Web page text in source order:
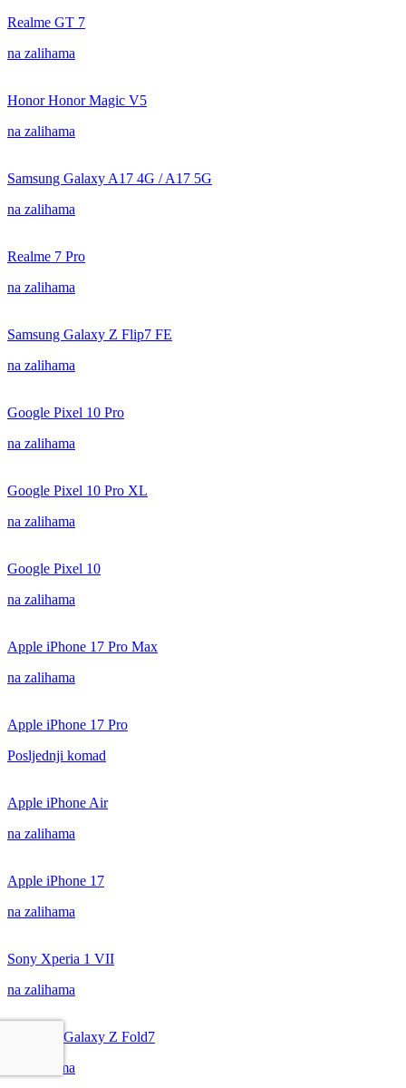
Realme GT 7
na zalihama
Honor Honor Magic V5
na zalihama
Samsung Galaxy A17 4G / A17 5G
na zalihama
Realme 7 Pro
na zalihama
Samsung Galaxy Z Flip7 FE
na zalihama
Google Pixel 10 Pro
na zalihama
Google Pixel 10 Pro XL
na zalihama
Google Pixel 10
na zalihama
Apple iPhone 17 Pro Max
na zalihama
Apple iPhone 17 Pro
Posljednji komad
Apple iPhone Air
na zalihama
Apple iPhone 17
na zalihama
Sony Xperia 1 VII
na zalihama
Samsung Galaxy Z Fold7
na zalihama